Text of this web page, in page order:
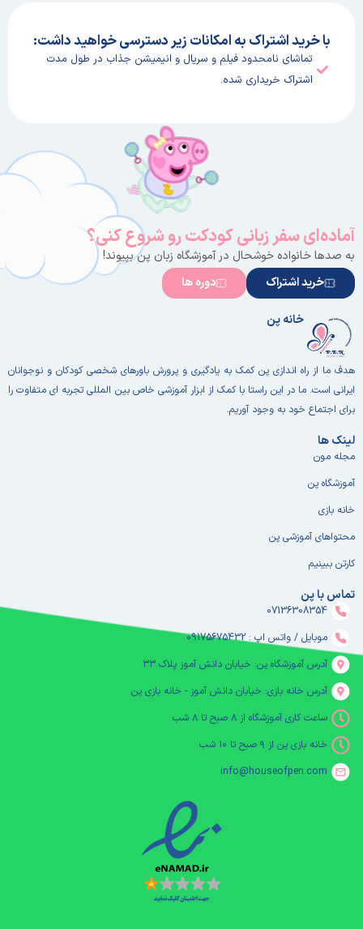
با خرید اشتراک به امکانات زیر دسترسی خواهید داشت:
تماشای نامحدود فیلم و سریال و انیمیشن جذاب در طول مدت
اشتراک خریداری شده.
آماده‌ای سفر زبانی کودکت رو شروع کنی؟
به صدها خانواده خوشحال در آموزشگاه زبان پن بپیوند!
خرید اشتراک
دوره ها
خانه پن
هدف ما از راه اندازی پن کمک به یادگیری و پرورش باورهای شخصی کودکان و نوجوانان
ایرانی است. ما در این راستا با کمک از ابزار آموزشی خاص بین المللی تجربه ای متفاوت را
برای اجتماع خود به وجود آوریم.
لینک ها
مجله مون
آموزشگاه پن
خانه بازی
محتواهای آموزشی پن
کارتن ببینیم
تماس با پن
07136308354
موبایل / واتس اپ : 09175675432
آدرس آموزشگاه پن: خیابان دانش آموز پلاک ۳۳
آدرس خانه بازی: خیابان دانش آموز - خانه بازی پن
ساعت کاری آموزشگاه از ۸ صبح تا ۸ شب
خانه بازی پن از ۹ صبح تا ۱۰ شب
info@houseofpen.com